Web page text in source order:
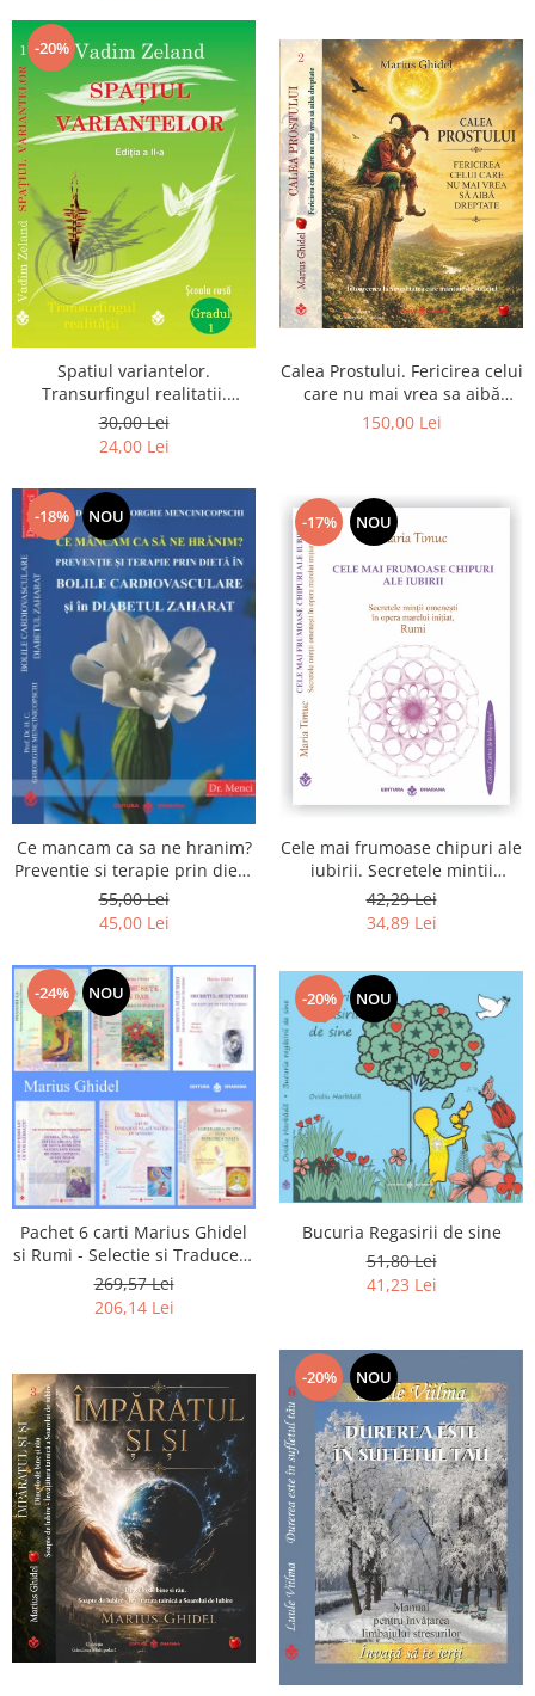
-20%
Spatiul variantelor.
Transurfingul realitatii.
Gradul 1. Cum sa ne
dezvoltam intuitia si sa ne
30,00 Lei
24,00 Lei
Calea Prostului. Fericirea celui
care nu mai vrea sa aibă
dreptate - Intoarcerea la
150,00 Lei
-18% NOU
Ce mancam ca sa ne hranim?
Preventie si terapie prin dieta
in bolile cardiovasculare si in
diabetul zaharat
55,00 Lei
45,00 Lei
-17% NOU
Cele mai frumoase chipuri ale
iubirii. Secretele mintii
omenesti in opera marelui
initiat, Rumi
42,29 Lei
34,89 Lei
-24% NOU
Pachet 6 carti Marius Ghidel
si Rumi - Selectie si Traducere
de Marius Ghidel
269,57 Lei
206,14 Lei
-20% NOU
Bucuria Regasirii de sine
51,80 Lei
41,23 Lei
-20% NOU